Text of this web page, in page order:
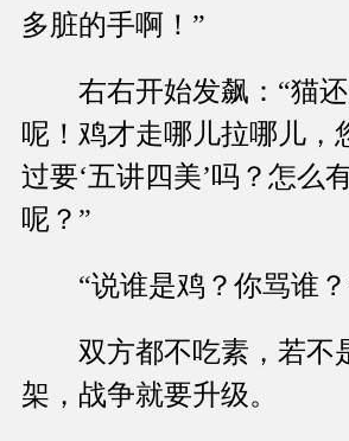
多脏的手啊！”
右右开始发飙：“猫还
呢！鸡才走哪儿拉哪儿，
过要‘五讲四美’吗？怎么
呢？”
“说谁是鸡？你骂谁？
双方都不吃素，若不
架，战争就要升级。